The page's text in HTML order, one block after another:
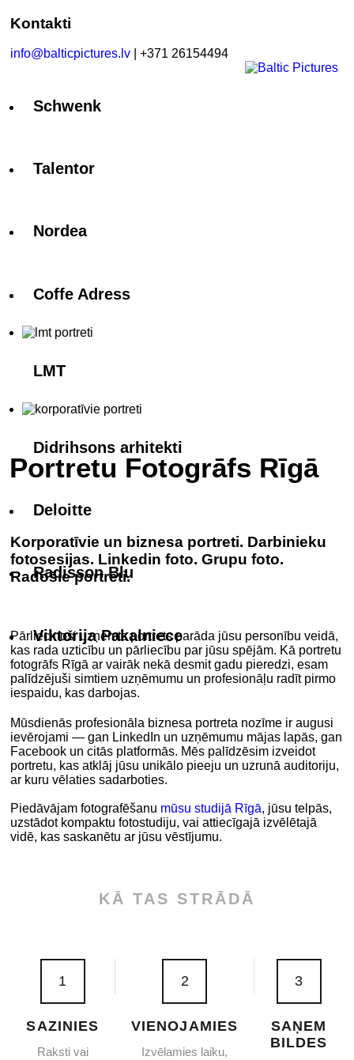
Kontakti
info@balticpictures.lv | +371 26154494
Schwenk
Talentor
Nordea
Coffe Adress
LMT
Didrihsons arhitekti
Deloitte
Radisson Blu
Viktorija Pakalniece
Portretu Fotogrāfs Rīgā
Korporatīvie un biznesa portreti. Darbinieku
fotosesijas. Linkedin foto. Grupu foto.
Radošie portreti.
Pārliecinoši uzņemts portrets parāda jūsu personību veidā,
kas rada uzticību un pārliecību par jūsu spējām. Kā portretu
fotogrāfs Rīgā ar vairāk nekā desmit gadu pieredzi, esam
palīdzējuši simtiem uzņēmumu un profesionāļu radīt pirmo
iespaidu, kas darbojas.
Mūsdienās profesionāla biznesa portreta nozīme ir augusi
ievērojami — gan LinkedIn un uzņēmumu mājas lapās, gan
Facebook un citās platformās. Mēs palīdzēsim izveidot
portretu, kas atklāj jūsu unikālo pieeju un uzrunā auditoriju,
ar kuru vēlaties sadarboties.
Piedāvājam fotografēšanu mūsu studijā Rīgā, jūsu telpās,
uzstādot kompaktu fotostudiju, vai attiecīgajā izvēlētajā
vidē, kas saskanētu ar jūsu vēstījumu.
KĀ TAS STRĀDĀ
1
SAZINIES
Raksti vai
2
VIENOJAMIES
Izvēlamies laiku,
3
SAŅEM
BILDES